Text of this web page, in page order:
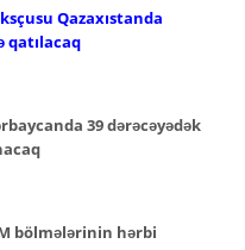
Qazaxıstanda
qatılacaq
39 dərəcəyədək
bölmələrinin hərbi